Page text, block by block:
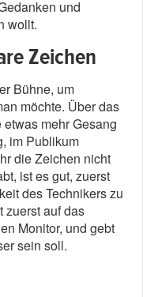
und
wollt.
Zeichen
Bühne, um
möchte. Über das
mehr Gesang
im Publikum
die Zeichen nicht
ist es gut, zuerst
des Technikers zu
zuerst auf das
Monitor, und gebt
sein soll.